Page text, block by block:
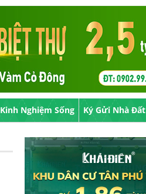
Kinh Nghiệm Sống Ký Gửi Nhà Đất